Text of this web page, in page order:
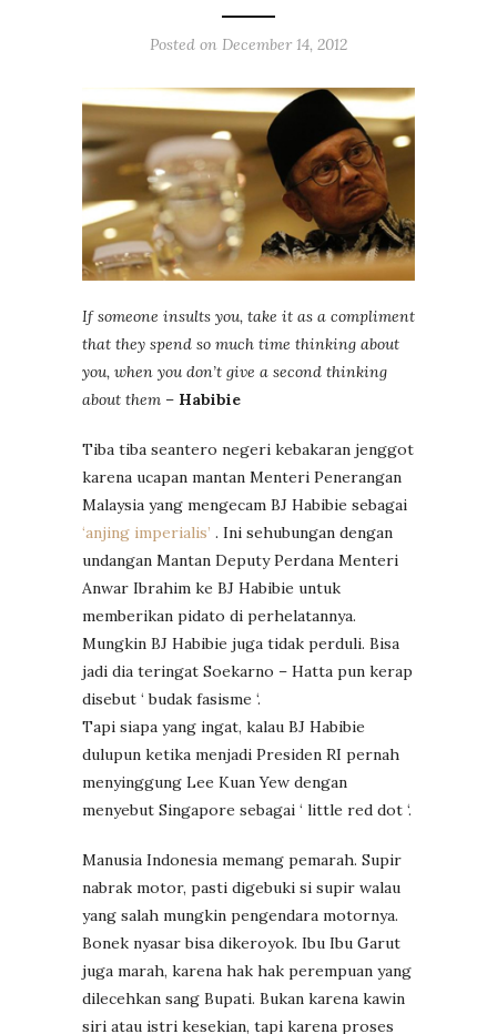
Posted on December 14, 2012
If someone insults you, take it as a compliment
that they spend so much time thinking about
you, when you don’t give a second thinking
about them – Habibie
Tiba tiba seantero negeri kebakaran jenggot
karena ucapan mantan Menteri Penerangan
Malaysia yang mengecam BJ Habibie sebagai
‘anjing imperialis’ . Ini sehubungan dengan
undangan Mantan Deputy Perdana Menteri
Anwar Ibrahim ke BJ Habibie untuk
memberikan pidato di perhelatannya.
Mungkin BJ Habibie juga tidak perduli. Bisa
jadi dia teringat Soekarno – Hatta pun kerap
disebut ‘ budak fasisme ‘.
Tapi siapa yang ingat, kalau BJ Habibie
dulupun ketika menjadi Presiden RI pernah
menyinggung Lee Kuan Yew dengan
menyebut Singapore sebagai ‘ little red dot ‘.
Manusia Indonesia memang pemarah. Supir
nabrak motor, pasti digebuki si supir walau
yang salah mungkin pengendara motornya.
Bonek nyasar bisa dikeroyok. Ibu Ibu Garut
juga marah, karena hak hak perempuan yang
dilecehkan sang Bupati. Bukan karena kawin
siri atau istri kesekian, tapi karena proses